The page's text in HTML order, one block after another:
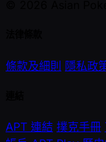
條款及細則 隱私政
APT 連結 撲克手冊